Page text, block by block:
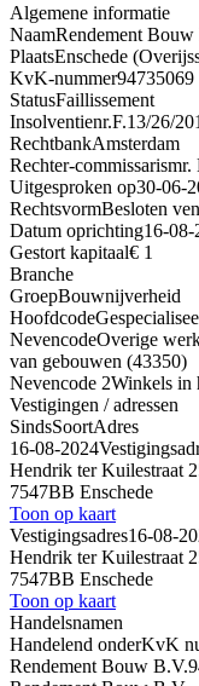
Algemene informatie
NaamRendement Bouw
PlaatsEnschede
KvK-nummer94735069
StatusFaillissement
Insolventienr.F.13/26/201
RechtbankAmsterdam
Rechter-commissarismr.
Uitgesproken op30-06-
RechtsvormBesloten
Datum oprichting16-08-
Gestort kapitaal€ 1
Branche
GroepBouwnijverheid
Hoofdcode
NevencodeOverige
van gebouwen (43350)
Nevencode 2Winkels in
Vestigingen / adressen
SindsSoortAdres
16-08-2024
Hendrik ter Kuilestraat
7547BB Enschede
Toon op kaart
Vestigingsadres16-08-
Hendrik ter Kuilestraat
7547BB Enschede
Toon op kaart
Handelsnamen
Handelend onderKvK
Rendement Bouw B.V.